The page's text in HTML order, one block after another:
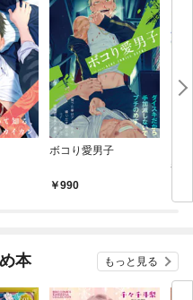
ボコり愛男子
990
番
本 もっと見る